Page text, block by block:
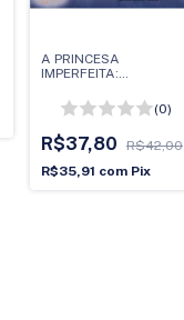
A PRINCESA
IMPERFEITA:
IMAGEM CORPORAL
(0)
R$37,80
R$42,00
R$35,91 com Pix